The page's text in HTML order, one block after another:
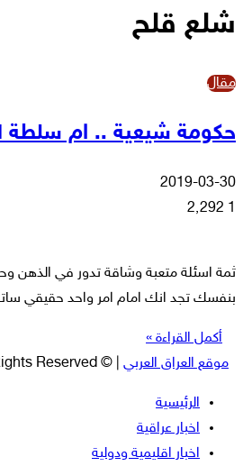
شلع قلح
مقال
حكومة شيعية .. ام سلطة
2019-03-30
1
ثمة اسئلة متعبة وشاقة تدور في الذهن
بنفسك تجد انك امام امر واحد حقيقي
أكمل القراءة »
موقع العراق العربي | © Copyright 2026, All Rights Reserved
الرئيسية
اخبار عراقية
اخبار اقليمية ودولية